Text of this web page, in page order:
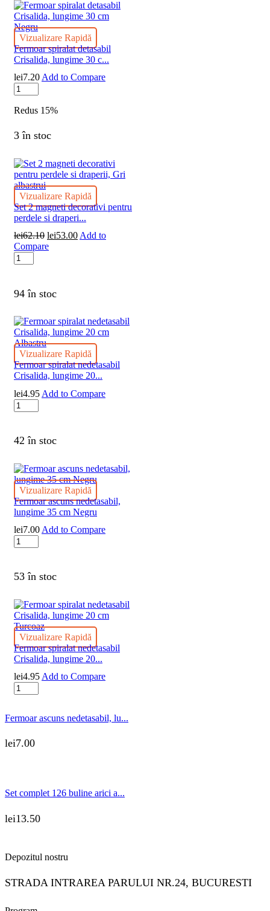
pentru
vedere
slaba,
cap
despicat,
38,
40,
45
mm
Vizualizare Rapidă
Fermoar spiralat detasabil
Crisalida, lungime 30 c...
lei7.20 Add to Compare
Cantitate
Fermoar
spiralat
Crisalida,
lungime
cm
Negru
Redus 15%
3 în stoc
Vizualizare Rapidă
Set 2 magneti decorativi pentru
perdele si draperi...
lei62.10 Prețul
inițial
lei53.00 Prețul
Add to
Compare
Cantitate
Set
magneti
decorativi
perdele
si
draperii,
Gri
albastrui
94 în stoc
Vizualizare Rapidă
Fermoar spiralat nedetasabil
Crisalida, lungime 20...
lei4.95 Add to Compare
Cantitate
Fermoar
nedetasabil
20
cm
Albastru
42 în stoc
Vizualizare Rapidă
Fermoar ascuns nedetasabil,
lungime 35 cm Negru
lei7.00 Add to Compare
Cantitate
Fermoar
nedetasabil,
cm
Negru
53 în stoc
Vizualizare Rapidă
Fermoar spiralat nedetasabil
Crisalida, lungime 20...
lei4.95 Add to Compare
Cantitate
Fermoar
nedetasabil
lungime
Fermoar ascuns nedetasabil, lu...
lei7.00
Set complet 126 buline arici a...
lei13.50
Depozitul nostru
STRADA INTRAREA PARULUI NR.24, BUCURESTI